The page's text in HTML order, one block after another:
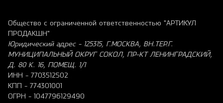
Общество с ограниченной ответственностью "АРТИКУЛ
ПРОДАКШН"
Юридический адрес - 125315, Г.МОСКВА, ВН.ТЕР.Г.
МУНИЦИПАЛЬНЫЙ ОКРУГ СОКОЛ, ПР-КТ ЛЕНИНГРАДСКИЙ,
Д. 80 К. 16, ПОМЕЩ. 1/1
ИНН - 7703512502
КПП - 774301001
ОГРН - 1047796129490